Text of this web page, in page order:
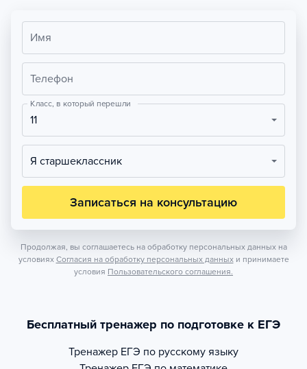
Имя
Телефон
Класс, в который перешли
11
Я старшеклассник
Записаться на консультацию
Продолжая, вы соглашаетесь на обработку персональных данных на
условиях Согласия на обработку персональных данных и принимаете
условия Пользовательского соглашения.
Бесплатный тренажер по подготовке к ЕГЭ
Тренажер ЕГЭ по русскому языку